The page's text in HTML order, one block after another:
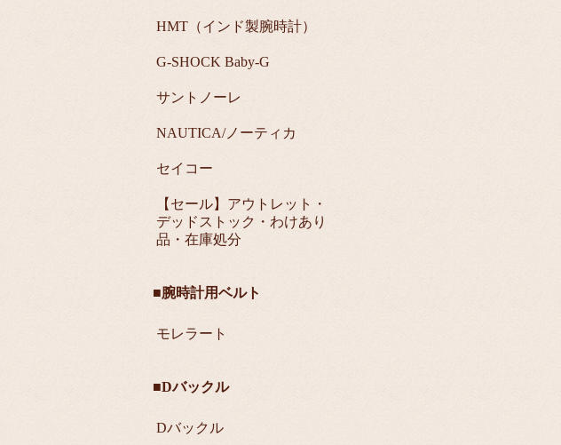
HMT（インド製腕時計）
G-SHOCK Baby-G
サントノーレ
NAUTICA/ノーティカ
セイコー
【セール】アウトレット・
デッドストック・わけあり
品・在庫処分
■腕時計用ベルト
モレラート
■Dバックル
Dバックル